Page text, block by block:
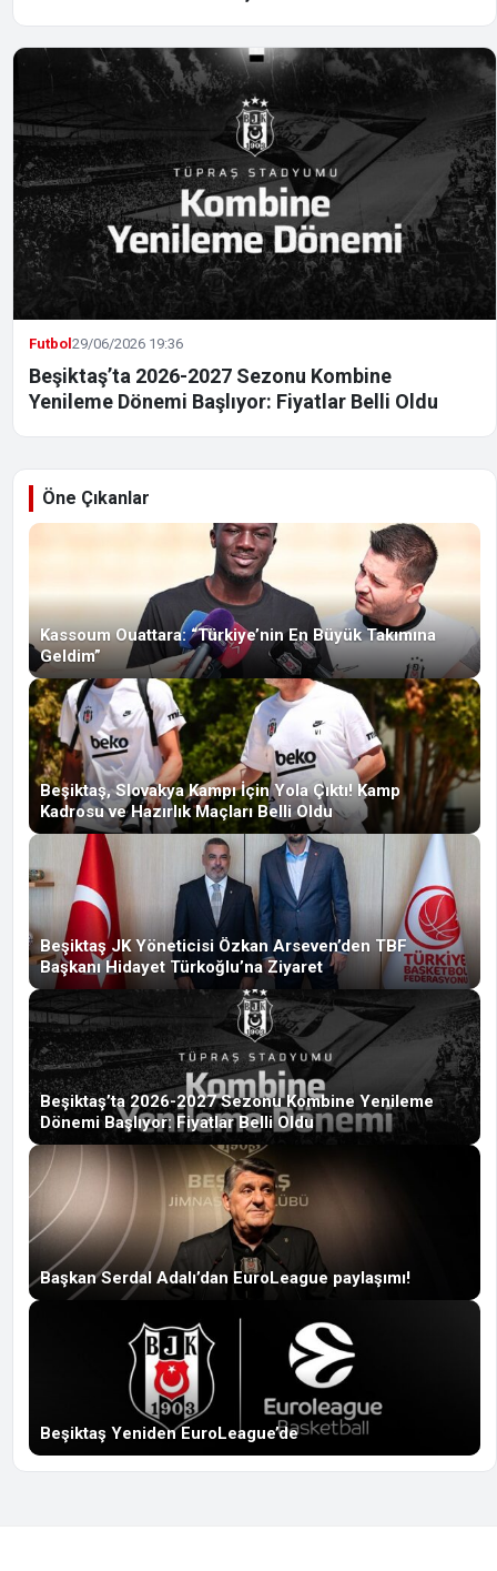
Futbol29/06/2026 19:36
Beşiktaş’ta 2026-2027 Sezonu Kombine
Yenileme Dönemi Başlıyor: Fiyatlar Belli Oldu
Öne Çıkanlar
Kassoum Ouattara: “Türkiye’nin En Büyük Takımına
Geldim”
Beşiktaş, Slovakya Kampı İçin Yola Çıktı! Kamp
Kadrosu ve Hazırlık Maçları Belli Oldu
Beşiktaş JK Yöneticisi Özkan Arseven’den TBF
Başkanı Hidayet Türkoğlu’na Ziyaret
Beşiktaş’ta 2026-2027 Sezonu Kombine Yenileme
Dönemi Başlıyor: Fiyatlar Belli Oldu
Başkan Serdal Adalı’dan EuroLeague paylaşımı!
Beşiktaş Yeniden EuroLeague’de